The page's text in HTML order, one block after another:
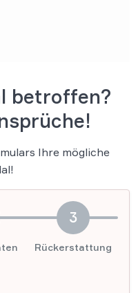
betroffen?
Ihre mögliche
3
Rückerstattung